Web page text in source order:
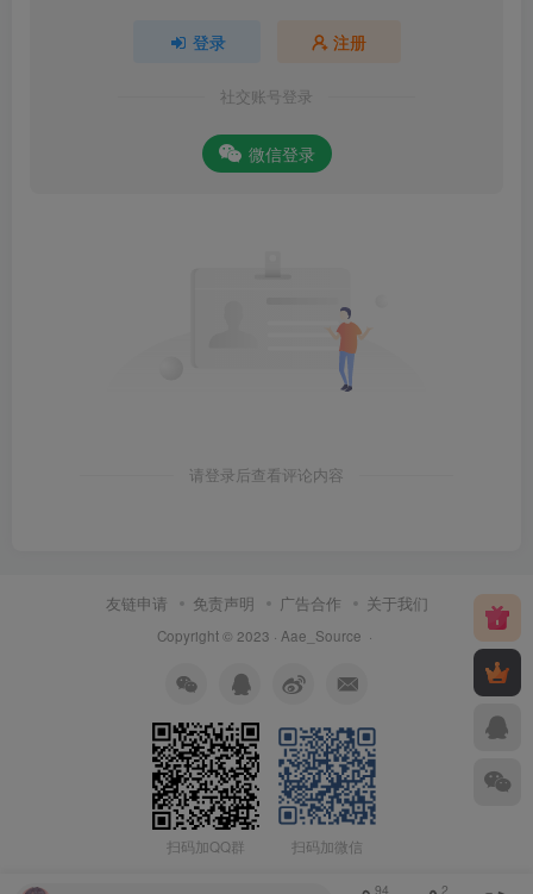
登录 注册
社交账号登录
微信登录
请登录后查看评论内容
友链申请 免责声明 广告合作 关于我们
Copyright © 2023 · Aae_Source ·
扫码加QQ群 扫码加微信
94 2